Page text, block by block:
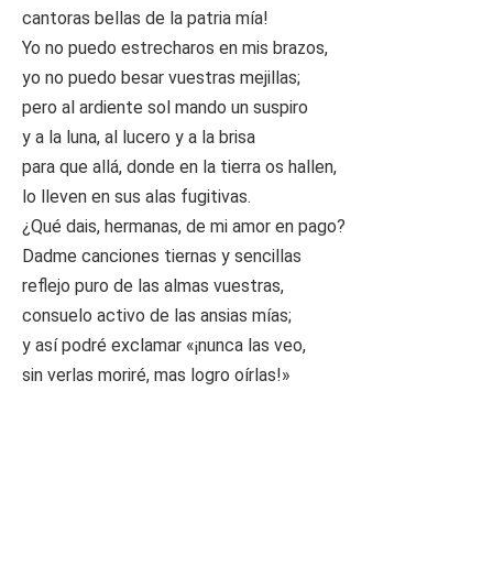
cantoras bellas de la patria mía!
Yo no puedo estrecharos en mis brazos,
yo no puedo besar vuestras mejillas;
pero al ardiente sol mando un suspiro
y a la luna, al lucero y a la brisa
para que allá, donde en la tierra os hallen,
lo lleven en sus alas fugitivas.
¿Qué dais, hermanas, de mi amor en pago?
Dadme canciones tiernas y sencillas
reflejo puro de las almas vuestras,
consuelo activo de las ansias mías;
y así podré exclamar «¡nunca las veo,
sin verlas moriré, mas logro oírlas!»